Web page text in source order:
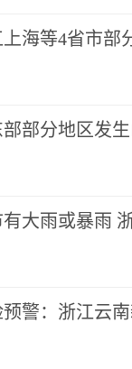
海等4省市部
部分地区发
大雨或暴雨
警：浙江云